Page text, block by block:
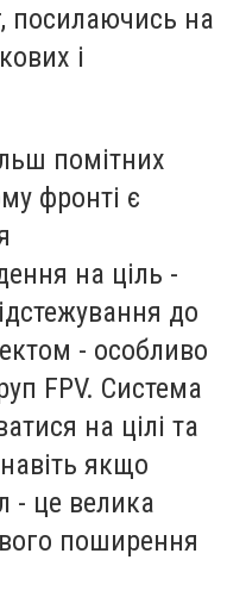
посилаючись на
і
помітних
фронті є
на ціль -
до
- особливо
FPV. Система
на цілі та
якщо
- це велика
поширення